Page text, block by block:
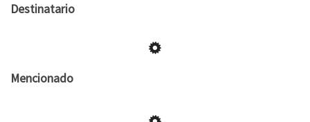
Destinatario
Mencionado